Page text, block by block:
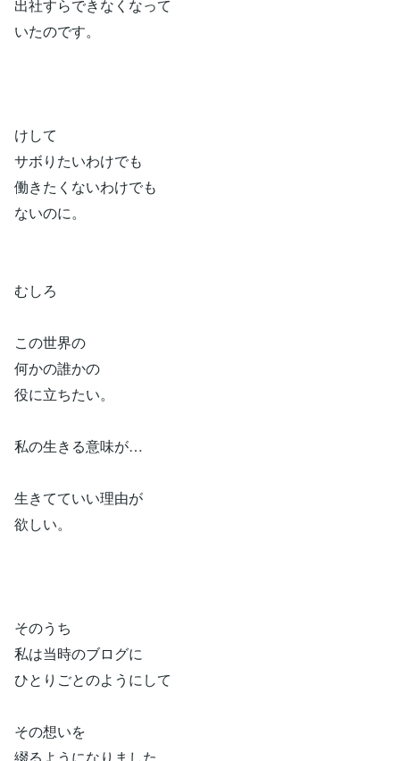
出社すらできなくなって
いたのです。
けして
サボりたいわけでも
働きたくないわけでも
ないのに。
むしろ
この世界の
何かの誰かの
役に立ちたい。
私の生きる意味が…
生きてていい理由が
欲しい。
そのうち
私は当時のブログに
ひとりごとのようにして
その想いを